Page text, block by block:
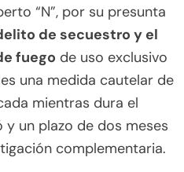
“N”, por su presunta
de secuestro y el
fuego de uso exclusivo
una medida cautelar de
mientras dura el
un plazo de dos meses
complementaria.